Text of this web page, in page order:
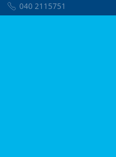
040 2115751